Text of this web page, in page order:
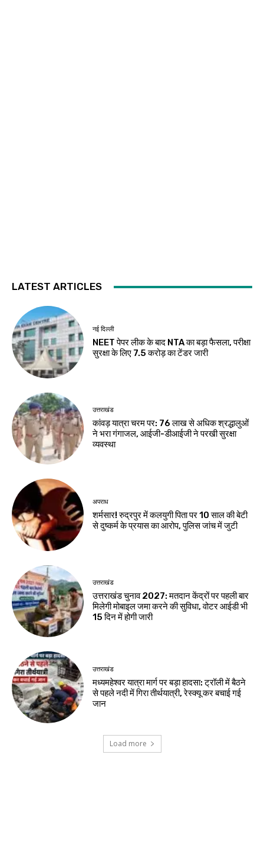
LATEST ARTICLES
नई दिल्ली
NEET पेपर लीक के बाद NTA का बड़ा फैसला, परीक्षा
सुरक्षा के लिए ₹7.5 करोड़ का टेंडर जारी
उत्तराखंड
कांवड़ यात्रा चरम पर: 76 लाख से अधिक श्रद्धालुओं
ने भरा गंगाजल, आईजी-डीआईजी ने परखी सुरक्षा
व्यवस्था
अपराध
शर्मसार! रुद्रपुर में कलयुगी पिता पर 10 साल की बेटी
से दुष्कर्म के प्रयास का आरोप, पुलिस जांच में जुटी
उत्तराखंड
उत्तराखंड चुनाव 2027: मतदान केंद्रों पर पहली बार
मिलेगी मोबाइल जमा करने की सुविधा, वोटर आईडी भी
15 दिन में होगी जारी
उत्तराखंड
मध्यमहेश्वर यात्रा मार्ग पर बड़ा हादसा: ट्रॉली में बैठने
से पहले नदी में गिरा तीर्थयात्री, रेस्क्यू कर बचाई गई
जान
Load more